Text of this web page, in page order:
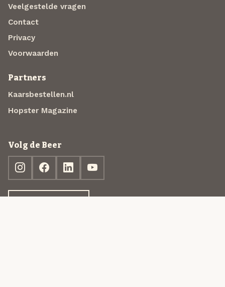
Veelgestelde vragen
Contact
Privacy
Voorwaarden
Partners
Kaarsbestellen.nl
Hopster Magazine
Volg de Beer